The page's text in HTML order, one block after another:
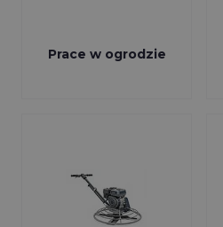
Prace w ogrodzie